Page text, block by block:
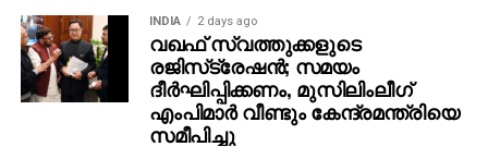
INDIA 2 days ago
വഖഫ് സ്വത്തുക്കളുടെ
രജിസ്‌ട്രേഷന്‍; സമയം
ദീര്‍ഘിപ്പിക്കണം, മുസിലിംലീഗ്
എംപിമാര്‍ വീണ്ടും കേന്ദ്രമന്ത്രിയെ
സമീപിച്ചു